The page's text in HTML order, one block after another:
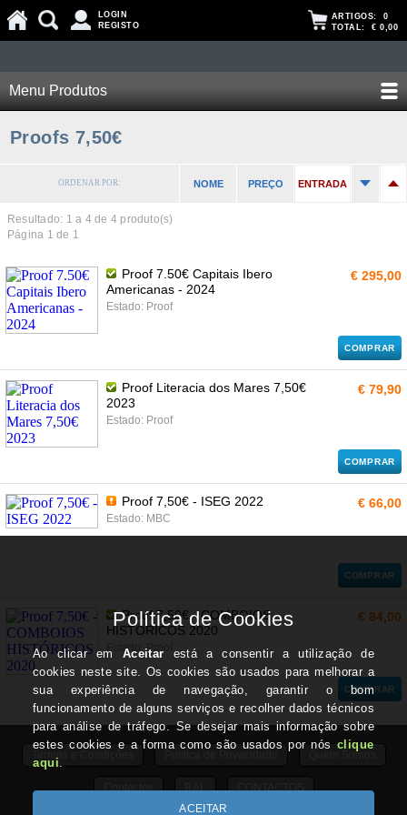
LOGIN
REGISTO
ARTIGOS: 0
TOTAL: € 0,00
Menu Produtos
Proofs 7,50€
ORDENAR POR: NOME PREÇO ENTRADA
Resultado: 1 a 4de 4 produto(s)
Página 1 de 1
Proof 7.50€ Capitais Ibero
Americanas - 2024
Estado: Proof
€ 295,00
COMPRAR
Proof Literacia dos Mares 7,50€
2023
Estado: Proof
€ 79,90
COMPRAR
Proof 7,50€ - ISEG 2022
Estado: MBC
€ 66,00
COMPRAR
Proof 7,50€ - COMBOIOS
HISTÓRICOS 2020
Estado: Proof
€ 84,00
COMPRAR
Termos e Condições Quem Somos
Contactos RAL CONTACTOS